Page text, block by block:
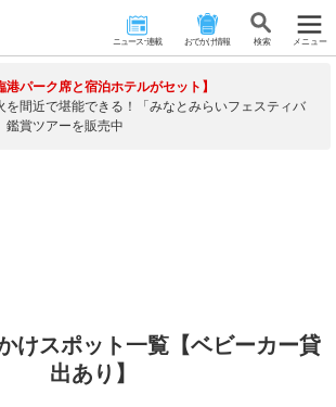
ニュース･連載 おでかけ情報 検 索 メニュー
港パーク席と宿泊ホテルがセット】
を間近で堪能できる！「みなとみらいフェスティバ
鑑賞ツアーを販売中
けスポット一覧【ベビーカー貸
出あり】